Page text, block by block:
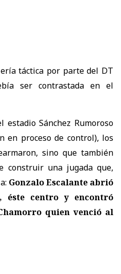
táctica por parte del DT
ser contrastada en el
Sánchez Rumoroso
en proceso de control), los
sino que también
construir una jugada que,
Gonzalo Escalante abrió
éste centro y encontró
quien venció al